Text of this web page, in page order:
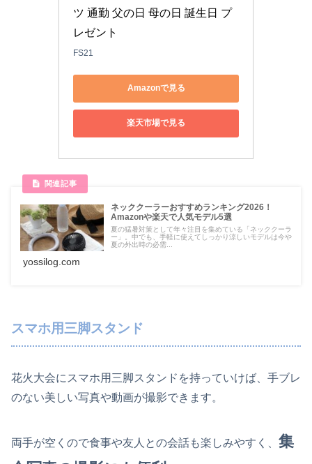
ツ 通勤 父の日 母の日 誕生日 プ
レゼント
FS21
Amazonで見る
楽天市場で見る
ネッククーラーおすすめランキング2026！
Amazonや楽天で人気モデル5選
夏の猛暑対策として年々注目を集めている「ネッククーラ
ー」。中でも、手軽に使えてしっかり涼しいモデルは今や
夏の外出時の必需...
yossilog.com
スマホ用三脚スタンド
花火大会にスマホ用三脚スタンドを持っていけば、手ブレ
のない美しい写真や動画が撮影できます。
両手が空くので食事や友人との会話も楽しみやすく、 集